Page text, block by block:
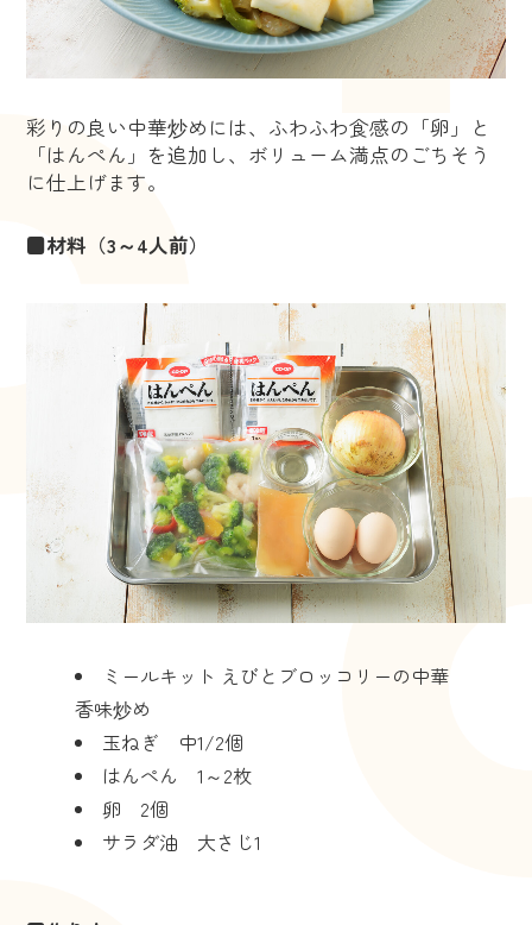
彩りの良い中華炒めには、ふわふわ食感の「卵」と
「はんぺん」を追加し、ボリューム満点のごちそう
に仕上げます。
■材料（3～4人前）
ミールキット えびとブロッコリーの中華
香味炒め
玉ねぎ 中1/2個
はんぺん 1～2枚
卵 2個
サラダ油 大さじ1